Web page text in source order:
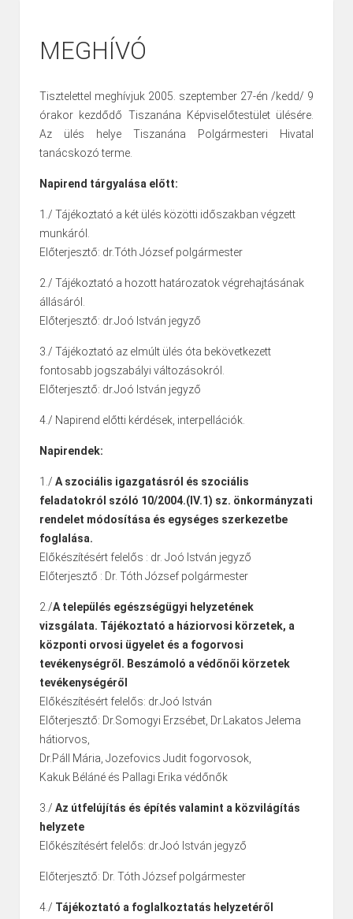
MEGHÍVÓ
Tisztelettel meghívjuk 2005. szeptember 27-én /kedd/ 9
órakor kezdődő Tiszanána Képviselőtestület ülésére.
Az ülés helye Tiszanána Polgármesteri Hivatal
tanácskozó terme.
Napirend tárgyalása előtt:
1./ Tájékoztató a két ülés közötti időszakban végzett
munkáról.
Előterjesztő: dr.Tóth József polgármester
2./ Tájékoztató a hozott határozatok végrehajtásának
állásáról.
Előterjesztő: dr.Joó István jegyző
3./ Tájékoztató az elmúlt ülés óta bekövetkezett
fontosabb jogszabályi változásokról.
Előterjesztő: dr.Joó István jegyző
4./ Napirend előtti kérdések, interpellációk.
Napirendek:
1./ A szociális igazgatásról és szociális
feladatokról szóló 10/2004.(IV.1) sz. önkormányzati
rendelet módosítása és egységes szerkezetbe
foglalása.
Előkészítésért felelős : dr. Joó István jegyző
Előterjesztő : Dr. Tóth József polgármester
2./A település egészségügyi helyzetének
vizsgálata. Tájékoztató a háziorvosi körzetek, a
központi orvosi ügyelet és a fogorvosi
tevékenységről. Beszámoló a védőnői körzetek
tevékenységéről
Előkészítésért felelős: dr.Joó István
Előterjesztő: Dr.Somogyi Erzsébet, Dr.Lakatos Jelema
hátiorvos,
Dr.Páll Mária, Jozefovics Judit fogorvosok,
Kakuk Béláné és Pallagi Erika védőnők
3./ Az útfelújítás és építés valamint a közvilágítás
helyzete
Előkészítésért felelős: dr.Joó István jegyző
Előterjesztő: Dr. Tóth József polgármester
4./ Tájékoztató a foglalkoztatás helyzetéről